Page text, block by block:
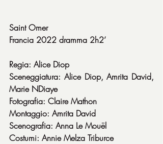
Saint Omer
Francia 2022 dramma 2h2’
Regia: Alice Diop
Sceneggiatura: Alice Diop, Amrita David,
Marie NDiaye
Fotografia: Claire Mathon
Montaggio: Amrita David
Scenografia: Anna Le Mouël
Costumi: Annie Melza Triburce